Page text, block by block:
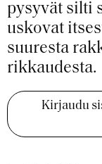
pysyvät silti
uskovat
suuresta
rikkaudesta.
Kirjaudu